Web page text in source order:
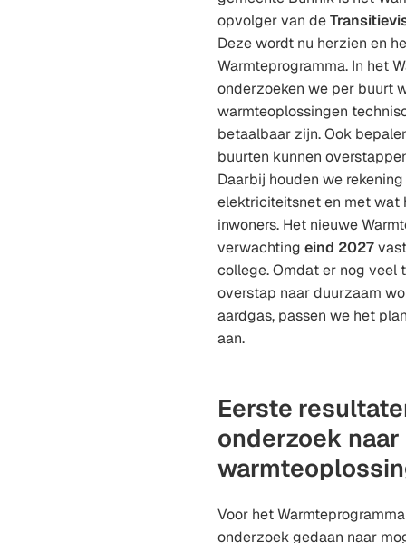
opvolger van de
Deze wordt nu herzien en
Warmteprogramma. In het
onderzoeken we per buurt
warmteoplossingen
betaalbaar zijn. Ook
buurten kunnen
Daarbij houden we
elektriciteitsnet en met wat
inwoners. Het nieuwe
verwachting eind 2027
college. Omdat er nog veel
overstap naar duurzaam
aardgas, passen we het
aan.
Eerste
onderzoek naar
Voor het
onderzoek gedaan naar